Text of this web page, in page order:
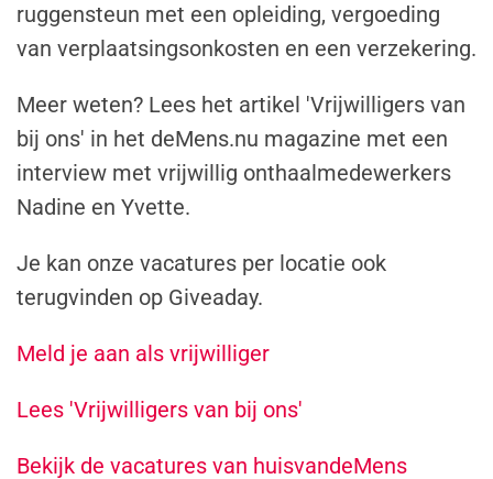
ruggensteun met een opleiding, vergoeding
van verplaatsingsonkosten en een verzekering.
Meer weten? Lees het artikel 'Vrijwilligers van
bij ons' in het deMens.nu magazine met een
interview met vrijwillig onthaalmedewerkers
Nadine en Yvette.
Je kan onze vacatures per locatie ook
terugvinden op Giveaday.
Meld je aan als vrijwilliger
Lees 'Vrijwilligers van bij ons'
Bekijk de vacatures van huisvandeMens